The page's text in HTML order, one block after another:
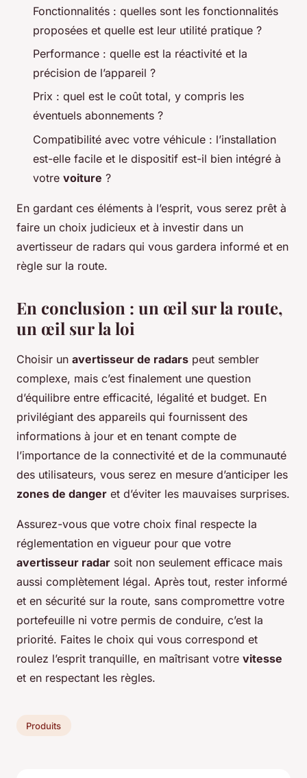
Fonctionnalités : quelles sont les fonctionnalités
proposées et quelle est leur utilité pratique ?
Performance : quelle est la réactivité et la
précision de l’appareil ?
Prix : quel est le coût total, y compris les
éventuels abonnements ?
Compatibilité avec votre véhicule : l’installation
est-elle facile et le dispositif est-il bien intégré à
votre voiture ?
En gardant ces éléments à l’esprit, vous serez prêt à
faire un choix judicieux et à investir dans un
avertisseur de radars qui vous gardera informé et en
règle sur la route.
En conclusion : un œil sur la route,
un œil sur la loi
Choisir un avertisseur de radars peut sembler
complexe, mais c’est finalement une question
d’équilibre entre efficacité, légalité et budget. En
privilégiant des appareils qui fournissent des
informations à jour et en tenant compte de
l’importance de la connectivité et de la communauté
des utilisateurs, vous serez en mesure d’anticiper les
zones de danger et d’éviter les mauvaises surprises.
Assurez-vous que votre choix final respecte la
réglementation en vigueur pour que votre
avertisseur radar soit non seulement efficace mais
aussi complètement légal. Après tout, rester informé
et en sécurité sur la route, sans compromettre votre
portefeuille ni votre permis de conduire, c’est la
priorité. Faites le choix qui vous correspond et
roulez l’esprit tranquille, en maîtrisant votre vitesse
et en respectant les règles.
Produits